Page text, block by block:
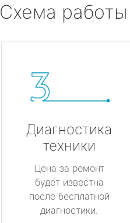
Схема работы
Диагностика
техники
Цена за ремонт
будет известна
после бесплатной
диагностики.